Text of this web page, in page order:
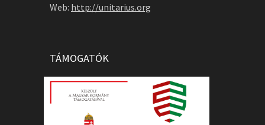
Web: http://unitarius.org
TÁMOGATÓK